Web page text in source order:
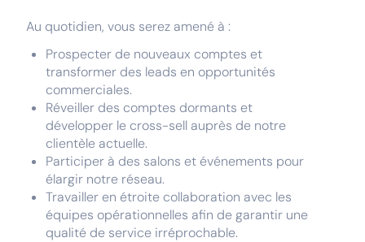
Au quotidien, vous serez amené à :
Prospecter de nouveaux comptes et
transformer des leads en opportunités
commerciales.
Réveiller des comptes dormants et
développer le cross-sell auprès de notre
clientèle actuelle.
Participer à des salons et événements pour
élargir notre réseau.
Travailler en étroite collaboration avec les
équipes opérationnelles afin de garantir une
qualité de service irréprochable.